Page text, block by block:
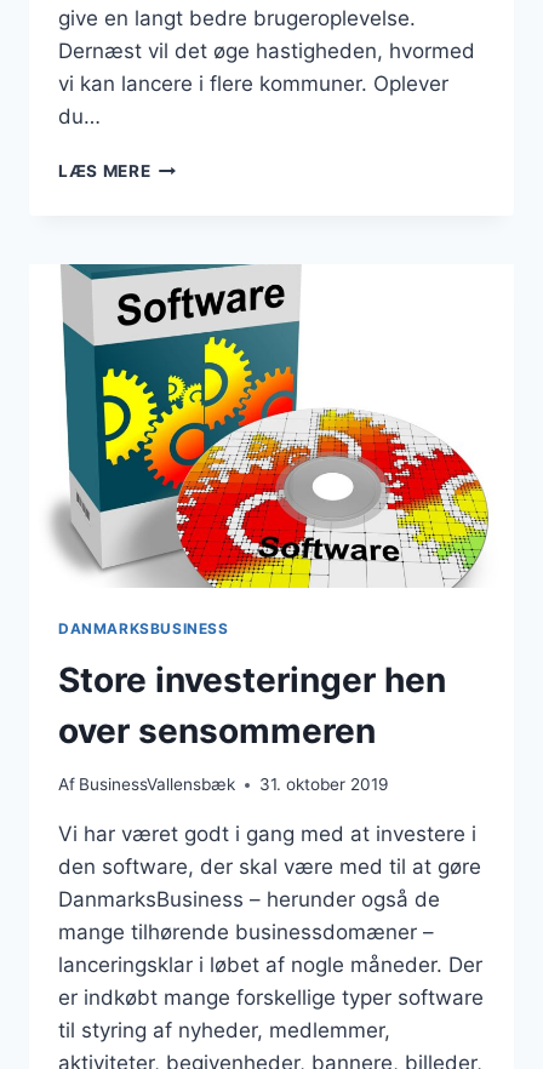
give en langt bedre brugeroplevelse.
Dernæst vil det øge hastigheden, hvormed
vi kan lancere i flere kommuner. Oplever
du…
LÆS MEREDANMARKSBUSINESS
NY
OG
HURTIGERE
SERVER
DANMARKSBUSINESS
Store investeringer hen
over sensommeren
Af BusinessVallensbæk 31. oktober 2019
Vi har været godt i gang med at investere i
den software, der skal være med til at gøre
DanmarksBusiness – herunder også de
mange tilhørende businessdomæner –
lanceringsklar i løbet af nogle måneder. Der
er indkøbt mange forskellige typer software
til styring af nyheder, medlemmer,
aktiviteter, begivenheder, bannere, billeder,